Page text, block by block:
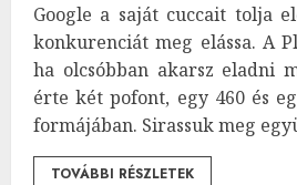
Google a saját cuccait tolja
konkurenciát meg elássa. A
ha olcsóbban akarsz eladni
érte két pofont, egy 460 és
formájában. Sirassuk meg
TOVÁBBI RÉSZLETEK